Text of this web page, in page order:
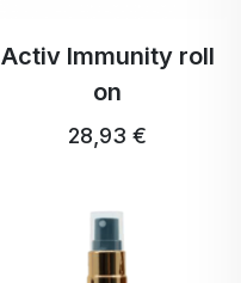
Activ Immunity roll
on
28,93 €